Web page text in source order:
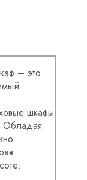
– это
шкафы
Обладая